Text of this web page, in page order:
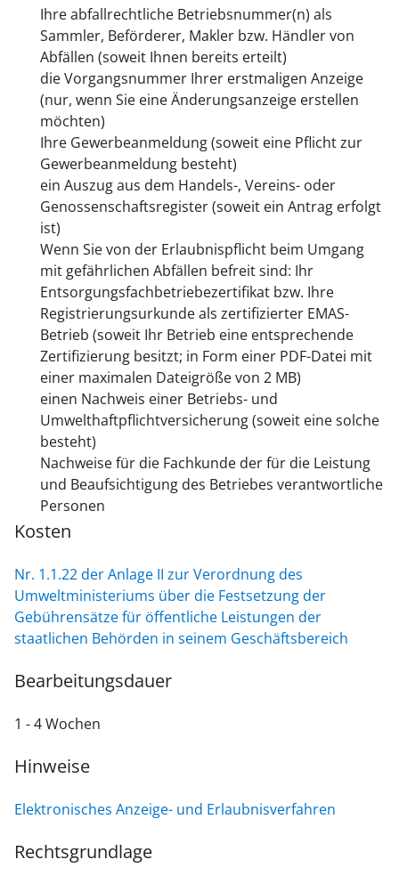
Ihre abfallrechtliche Betriebsnummer(n) als
Sammler, Beförderer, Makler bzw. Händler von
Abfällen (soweit Ihnen bereits erteilt)
die Vorgangsnummer Ihrer erstmaligen Anzeige
(nur, wenn Sie eine Änderungsanzeige erstellen
möchten)
Ihre Gewerbeanmeldung (soweit eine Pflicht zur
Gewerbeanmeldung besteht)
ein Auszug aus dem Handels-, Vereins- oder
Genossenschaftsregister (soweit ein Antrag erfolgt
ist)
Wenn Sie von der Erlaubnispflicht beim Umgang
mit gefährlichen Abfällen befreit sind: Ihr
Entsorgungsfachbetriebezertifikat bzw. Ihre
Registrierungsurkunde als zertifizierter EMAS-
Betrieb (soweit Ihr Betrieb eine entsprechende
Zertifizierung besitzt; in Form einer PDF-Datei mit
einer maximalen Dateigröße von 2 MB)
einen Nachweis einer Betriebs- und
Umwelthaftpflichtversicherung (soweit eine solche
besteht)
Nachweise für die Fachkunde der für die Leistung
und Beaufsichtigung des Betriebes verantwortliche
Personen
Kosten
Nr. 1.1.22 der Anlage II zur Verordnung des
Umweltministeriums über die Festsetzung der
Gebührensätze für öffentliche Leistungen der
staatlichen Behörden in seinem Geschäftsbereich
Bearbeitungsdauer
1 - 4 Wochen
Hinweise
Elektronisches Anzeige- und Erlaubnisverfahren
Rechtsgrundlage